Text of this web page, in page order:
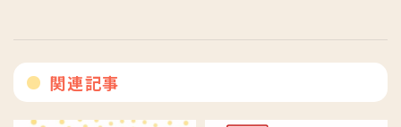
関連記事